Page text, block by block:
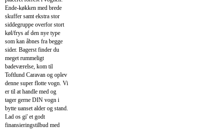
Ende-køkken med brede
skuffer samt ekstra stor
siddegruppe overfor stort
køl/frys af den nye type
som kan åbnes fra begge
sider. Bagerst finder du
meget rummeligt
badeværelse, kom til
Toftlund Caravan og oplev
denne super flotte vogn. Vi
er til at handle med og
tager gerne DIN vogn i
bytte uanset alder og stand.
Lad os gi' et godt
finansieringstilbud med